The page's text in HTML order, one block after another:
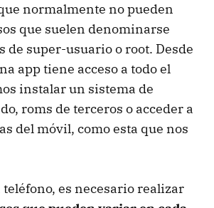
normalmente no pueden
que suelen denominarse
de super-usuario o root. Desde
app tiene acceso a todo el
instalar un sistema de
roms de terceros o acceder a
del móvil, como esta que nos
es necesario realizar